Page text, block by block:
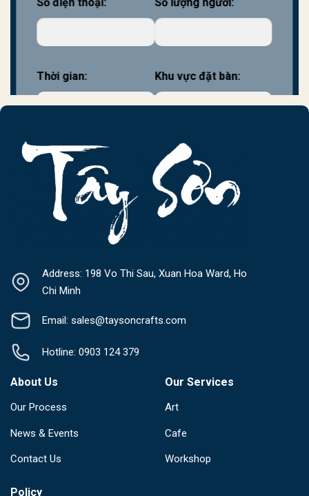
Số điện thoại: Số lượng người:
Thời gian: Khu vực đặt bàn:
Address: 198 Vo Thi Sau, Xuan Hoa Ward, Ho
Chi Minh
Email: sales@taysoncrafts.com
Hotline: 0903 124 379
About Us
Our Process
News & Events
Contact Us
Our Services
Art
Cafe
Workshop
Policy